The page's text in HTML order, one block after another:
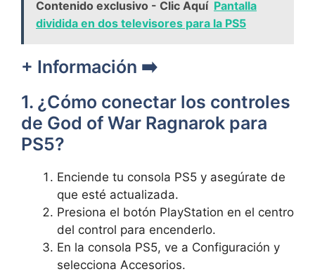
Contenido exclusivo - Clic Aquí Pantalla
dividida en dos televisores para la PS5
+ Información ➡️
1. ¿Cómo conectar los controles
de God of War Ragnarok para
PS5?
Enciende tu consola PS5 y asegúrate de
que esté actualizada.
Presiona el botón PlayStation en el centro
del control para encenderlo.
En la consola PS5, ve a Configuración y
selecciona Accesorios.